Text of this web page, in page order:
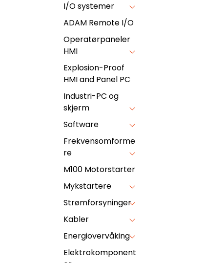
I/O systemer
ADAM Remote I/O
Operatørpaneler
HMI
Explosion-Proof
HMI and Panel PC
Industri-PC og
skjerm
Software
Frekvensomforme
re
M100 Motorstarter
Mykstartere
Strømforsyninger
Kabler
Energiovervåking
Elektrokomponent